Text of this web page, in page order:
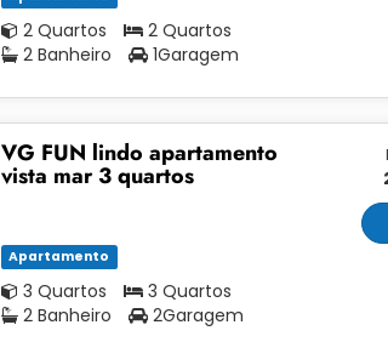
2 Quartos
2 Quartos
2 Banheiro
1Garagem
VG FUN lindo apartamento
vista mar 3 quartos
Apartamento
3 Quartos
3 Quartos
2 Banheiro
2Garagem